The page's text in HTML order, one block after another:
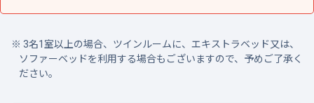
3名1室以上の場合、ツインルームに、エキストラベッド又は、
ソファーベッドを利用する場合もございますので、予めご了承く
ださい。